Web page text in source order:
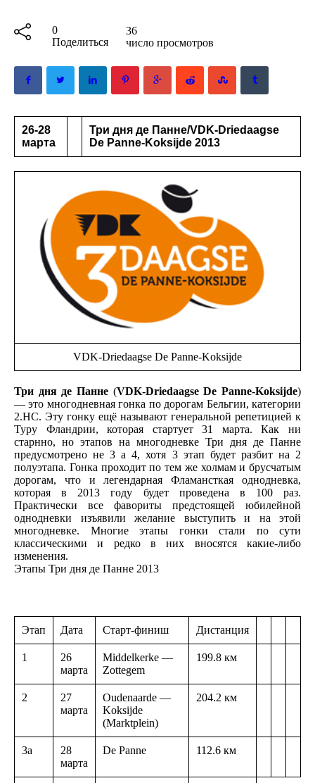
0
Поделиться
36
число просмотров
26-28
марта
Три дня де Панне/VDK-Driedaagse
De Panne-Koksijde 2013
VDK-Driedaagse De Panne-Koksijde
Три дня де Панне (VDK-Driedaagse De Panne-Koksijde)
— это многодневная гонка по дорогам Бельгии, категории
2.HC. Эту гонку ещё называют генеральной репетицией к
Туру Фландрии, которая стартует 31 марта. Как ни
старнно, но этапов на многодневке Три дня де Панне
предусмотрено не 3 а 4, хотя 3 этап будет разбит на 2
полуэтапа. Гонка проходит по тем же холмам и брусчатым
дорогам, что и легендарная Фламансткая однодневка,
которая в 2013 году будет проведена в 100 раз.
Практически все фавориты предстоящей юбилейной
однодневки изъявили желание выступить и на этой
многодневке. Многие этапы гонки стали по сути
классическими и редко в них вносятся какие-либо
изменения.
Этапы Три дня де Панне 2013
Этап Дата Старт-финиш Дистанция
1
26
марта
Middelkerke —
Zottegem
199.8 км
2
27
марта
Oudenaarde —
Koksijde
(Marktplein)
204.2 км
3a
28
марта
De Panne 112.6 км